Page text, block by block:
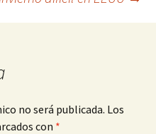
no será publicada. Los
con *